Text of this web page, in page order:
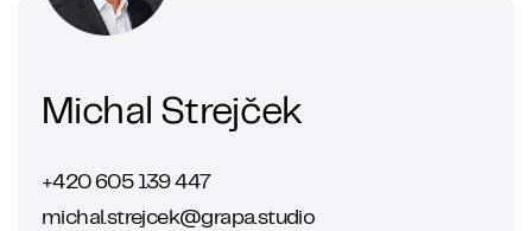
Michal Strejček
+420 605 139 447
michal.strejcek@grapa.studio